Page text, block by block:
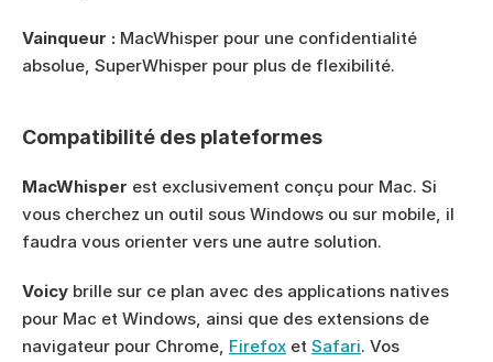
Vainqueur : MacWhisper pour une confidentialité
absolue, SuperWhisper pour plus de flexibilité.
Compatibilité des plateformes
MacWhisper est exclusivement conçu pour Mac. Si
vous cherchez un outil sous Windows ou sur mobile, il
faudra vous orienter vers une autre solution.
Voicy brille sur ce plan avec des applications natives
pour Mac et Windows, ainsi que des extensions de
navigateur pour Chrome, Firefox et Safari. Vos